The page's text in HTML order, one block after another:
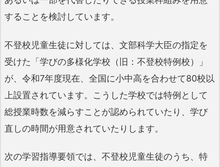
することを検討しています。
不登校児童生徒に対しては、文部科学大臣の指定を
受けた「学びの多様化学校（旧：不登校特例校）」
が、令和7年度現在、全国に小中高を合わせて80校以
上設置されています。こうした学校では特例として
総授業時数を減らすことが認められていたり、学び
直しの時間が用意されていたりします。
次の学習指導要領では、不登校児童生徒のうち、特